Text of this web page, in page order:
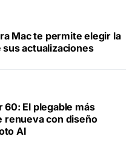
Mac te permite elegir la
actualizaciones
60: El plegable más
renueva con diseño
AI